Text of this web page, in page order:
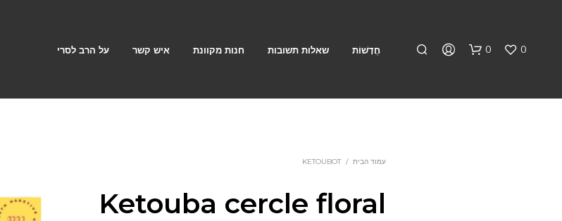
חֲדָשׁוֹת שאלות תשובות חנות מקוונת איש קשר על הרב לסרי 0
0
עמוד הבית /
KETOUBOT
Ketouba cercle floral